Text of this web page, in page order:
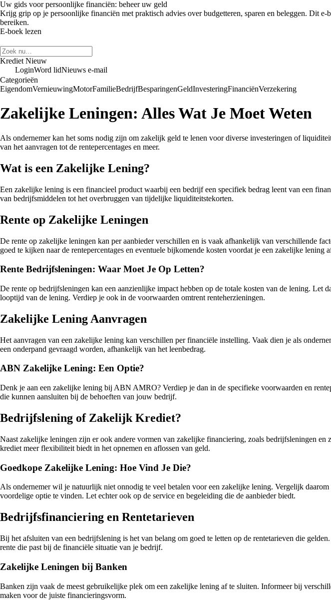
Uw gids voor persoonlijke financiën: beheer uw geld
Krijg grip op je persoonlijke financiën met praktisch advies over budgetteren, sparen en beleggen. Dit
bereiken.
E-boek lezen
Krediet Nieuw
LoginWord lidNieuws e-mail
Categorieën
EigendomVernieuwingMotorFamilieBedrijfBesparingenGeldInvesteringFinanciënVerzekering
Zakelijke Leningen: Alles Wat Je Moet Weten
Als ondernemer kan het soms nodig zijn om zakelijk geld te lenen voor diverse investeringen of
van het aanvragen tot de rentepercentages en meer.
Wat is een Zakelijke Lening?
Een zakelijke lening is een financieel product waarbij een bedrijf een specifiek bedrag leent van een
van bedrijfsmiddelen tot het overbruggen van tijdelijke liquiditeitstekorten.
Rente op Zakelijke Leningen
De rente op zakelijke leningen kan per aanbieder verschillen en is vaak afhankelijk van verschillende
goed te kijken naar de rentepercentages en eventuele bijkomende kosten voordat je een zakelijke lening
Rente Bedrijfsleningen: Waar Moet Je Op Letten?
De rente op bedrijfsleningen kan een aanzienlijke impact hebben op de totale kosten van de lening. Let
looptijd van de lening. Verdiep je ook in de voorwaarden omtrent renteherzieningen.
Zakelijke Lening Aanvragen
Het aanvragen van een zakelijke lening kan verschillen per financiële instelling. Vaak dien je als
een onderpand gevraagd worden, afhankelijk van het leenbedrag.
ABN Zakelijke Lening: Een Optie?
Denk je aan een zakelijke lening bij ABN AMRO? Verdiep je dan in de specifieke voorwaarden en
die kunnen aansluiten bij de behoeften van jouw bedrijf.
Bedrijfslening of Zakelijk Krediet?
Naast zakelijke leningen zijn er ook andere vormen van zakelijke financiering, zoals bedrijfsleningen
krediet meer flexibiliteit biedt in het opnemen en aflossen van geld.
Goedkope Zakelijke Lening: Hoe Vind Je Die?
Als ondernemer wil je natuurlijk niet onnodig te veel betalen voor een zakelijke lening. Vergelijk
voordelige optie te vinden. Let echter ook op de service en begeleiding die de aanbieder biedt.
Bedrijfsfinanciering en Rentetarieven
Bij het afsluiten van een bedrijfslening is het van belang om goed te letten op de rentetarieven die
rente die past bij de financiële situatie van je bedrijf.
Zakelijke Leningen bij Banken
Banken zijn vaak de meest gebruikelijke plek om een zakelijke lening af te sluiten. Informeer bij
maken voor de juiste financieringsvorm.